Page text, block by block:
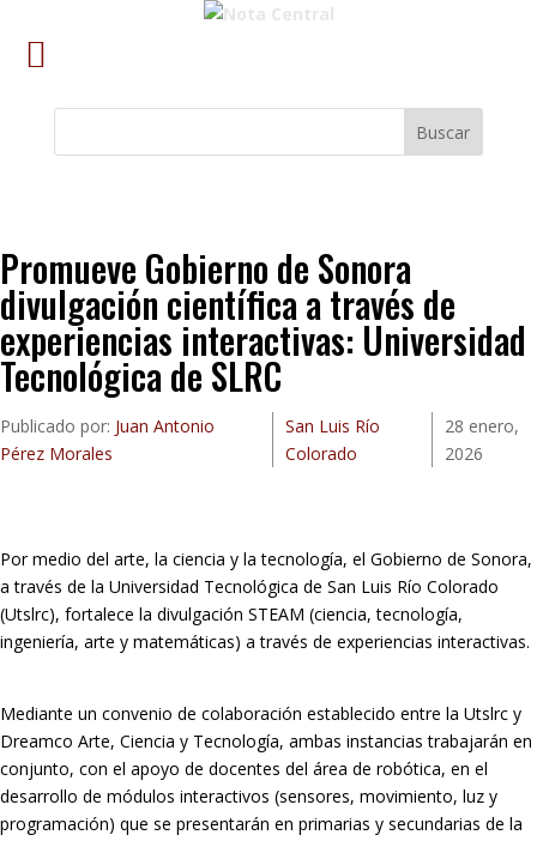
Buscar
Promueve Gobierno de Sonora
divulgación científica a través de
experiencias interactivas: Universidad
Tecnológica de SLRC
Publicado por: Juan Antonio
Pérez Morales
San Luis Río
Colorado
28 enero,
2026
Por medio del arte, la ciencia y la tecnología, el Gobierno de Sonora,
a través de la Universidad Tecnológica de San Luis Río Colorado
(Utslrc), fortalece la divulgación STEAM (ciencia, tecnología,
ingeniería, arte y matemáticas) a través de experiencias interactivas.
Mediante un convenio de colaboración establecido entre la Utslrc y
Dreamco Arte, Ciencia y Tecnología, ambas instancias trabajarán en
conjunto, con el apoyo de docentes del área de robótica, en el
desarrollo de módulos interactivos (sensores, movimiento, luz y
programación) que se presentarán en primarias y secundarias de la